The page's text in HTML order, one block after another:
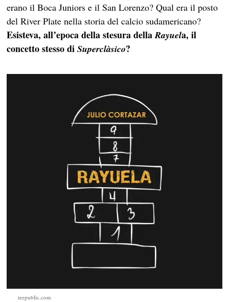
erano il Boca Juniors e il San Lorenzo? Qual era il posto
del River Plate nella storia del calcio sudamericano?
Esisteva, all’epoca della stesura dellaRayuela, il
concetto stesso diSuperclàsico?
teepublic.com